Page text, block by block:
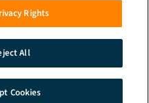
Rights
All
Cookies